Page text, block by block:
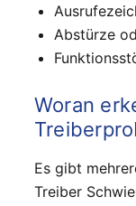
Abstürze
Woran
Es gibt
Treiber